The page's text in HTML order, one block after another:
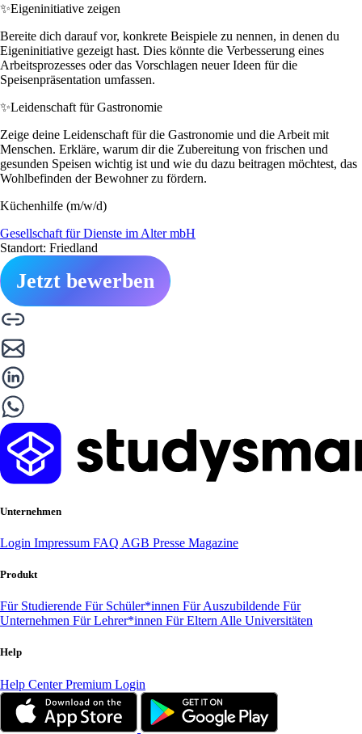
✨Eigeninitiative zeigen
Bereite dich darauf vor, konkrete Beispiele zu nennen, in denen du
Eigeninitiative gezeigt hast. Dies könnte die Verbesserung eines
Arbeitsprozesses oder das Vorschlagen neuer Ideen für die
Speisenpräsentation umfassen.
✨Leidenschaft für Gastronomie
Zeige deine Leidenschaft für die Gastronomie und die Arbeit mit
Menschen. Erkläre, warum dir die Zubereitung von frischen und
gesunden Speisen wichtig ist und wie du dazu beitragen möchtest, das
Wohlbefinden der Bewohner zu fördern.
Küchenhilfe (m/w/d)
Gesellschaft für Dienste im Alter mbH
Standort: Friedland
Jetzt bewerben
Unternehmen
Login Impressum FAQ AGB Presse Magazine
Produkt
Für Studierende Für Schüler*innen Für Auszubildende Für
Unternehmen Für Lehrer*innen Für Eltern Alle Universitäten
Help
Help CenterPremium Login